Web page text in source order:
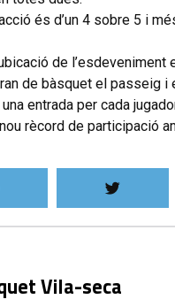
és d’un 4 sobre 5 i
de l’esdeveniment
de bàsquet el passeig i
una entrada per cada
nou rècord de participació
Vila-seca